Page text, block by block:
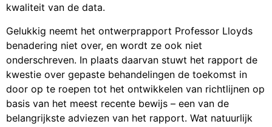
kwaliteit van de data.
Gelukkig neemt het ontwerprapport Professor Lloyds
benadering niet over, en wordt ze ook niet
onderschreven. In plaats daarvan stuwt het rapport de
kwestie over gepaste behandelingen de toekomst in
door op te roepen tot het ontwikkelen van richtlijnen op
basis van het meest recente bewijs – een van de
belangrijkste adviezen van het rapport. Wat natuurlijk